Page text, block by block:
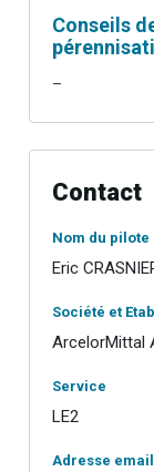
Conseils
–
Contact
Nom du pilote
Eric
Société et
ArcelorMittal
Service
LE2
Adresse email